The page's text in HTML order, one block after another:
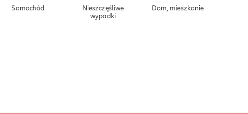
Samochód
Nieszczęśliwe
wypadki
Dom, mieszkanie